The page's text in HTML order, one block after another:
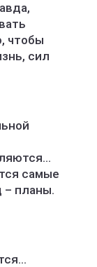
чтобы
сил
самые
– планы.